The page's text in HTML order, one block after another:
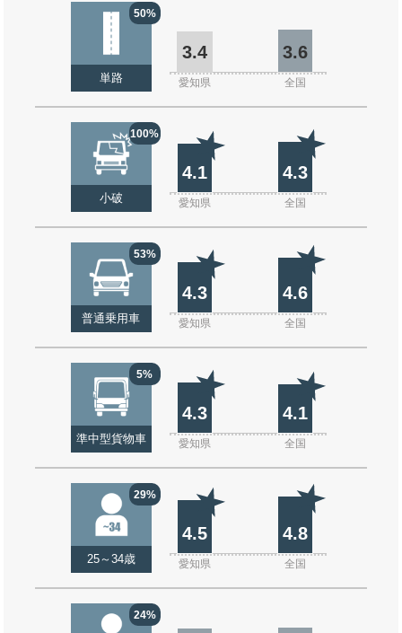
50%
単路
3.4 3.6
愛知県 全国
100%
小破
4.1 4.3
愛知県 全国
53%
普通乗用車
4.3 4.6
愛知県 全国
5%
準中型貨物車
4.3 4.1
愛知県 全国
29%
25～34歳
4.5 4.8
愛知県 全国
24%